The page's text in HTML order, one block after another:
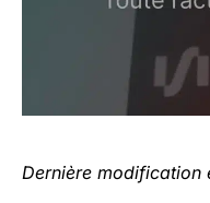
Dernière modification